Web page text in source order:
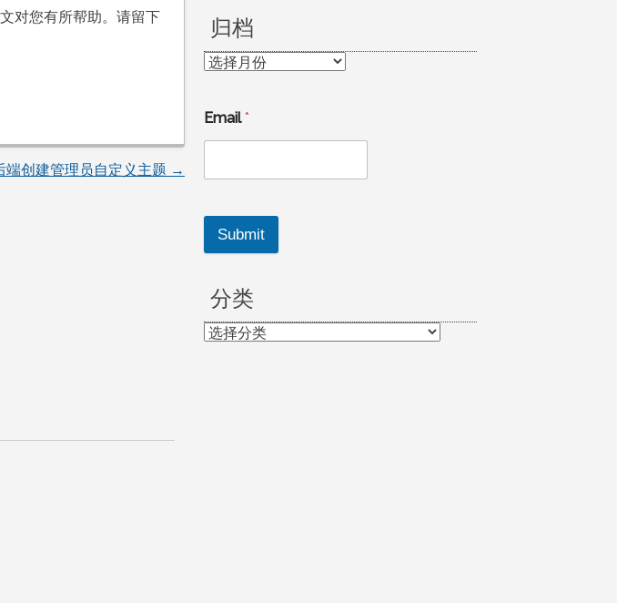
对您有所帮助。请留下
创建管理员自定义主题 →
归档
归
Email*
Submit
分类
分